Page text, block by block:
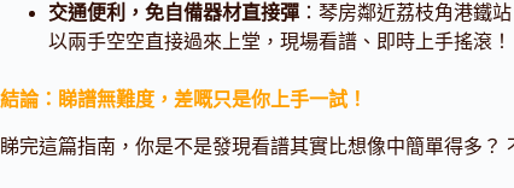
交通便利，免自備器材直接彈 ：琴房鄰近荔枝角港鐵
以兩手空空直接過來上堂，現場看譜、即時上手搖滾！
結論：睇譜無難度，差嘅只是你上手一試！
睇完這篇指南，你是不是發現看譜其實比想像中簡單得多？